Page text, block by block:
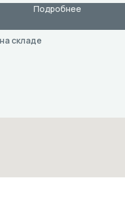
Подробнее